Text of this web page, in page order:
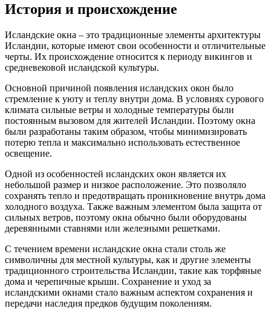
История и происхождение
Исландские окна – это традиционные элементы архитектуры
Исландии, которые имеют свои особенности и отличительные
черты. Их происхождение относится к периоду викингов и
средневековой исландской культуры.
Основной причиной появления исландских окон было
стремление к уюту и теплу внутри дома. В условиях сурового
климата сильные ветры и холодные температуры были
постоянным вызовом для жителей Исландии. Поэтому окна
были разработаны таким образом, чтобы минимизировать
потерю тепла и максимально использовать естественное
освещение.
Одной из особенностей исландских окон является их
небольшой размер и низкое расположение. Это позволяло
сохранять тепло и предотвращать проникновение внутрь дома
холодного воздуха. Также важным элементом была защита от
сильных ветров, поэтому окна обычно были оборудованы
деревянными ставнями или железными решетками.
С течением времени исландские окна стали столь же
символичны для местной культуры, как и другие элементы
традиционного строительства Исландии, такие как торфяные
дома и черепичные крыши. Сохранение и уход за
исландскими окнами стало важным аспектом сохранения и
передачи наследия предков будущим поколениям.